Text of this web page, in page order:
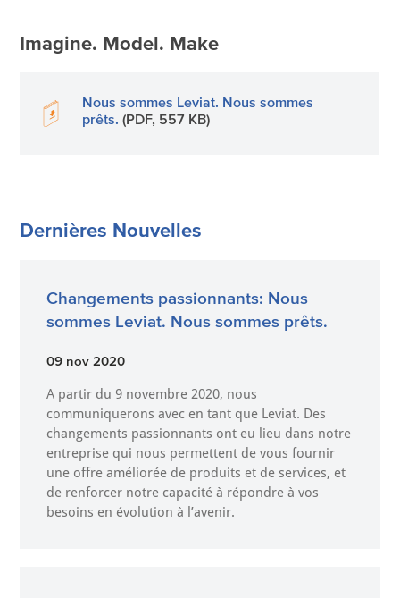
Imagine. Model. Make
Nous sommes Leviat. Nous sommes
prêts. (PDF, 557 KB)
Dernières Nouvelles
Changements passionnants: Nous
sommes Leviat. Nous sommes prêts.
09 nov 2020
A partir du 9 novembre 2020, nous
communiquerons avec en tant que Leviat. Des
changements passionnants ont eu lieu dans notre
entreprise qui nous permettent de vous fournir
une offre améliorée de produits et de services, et
de renforcer notre capacité à répondre à vos
besoins en évolution à l’avenir.